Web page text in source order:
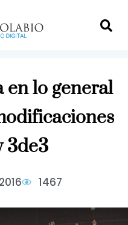
en lo general
3de3
1467